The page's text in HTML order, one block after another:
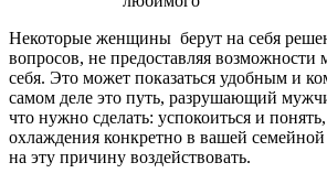
Некоторые женщины берут на себя
вопросов, не предоставляя возможности
себя. Это может показаться удобным и
самом деле это путь, разрушающий
что нужно сделать: успокоиться и
охлаждения конкретно в вашей
на эту причину воздействовать.